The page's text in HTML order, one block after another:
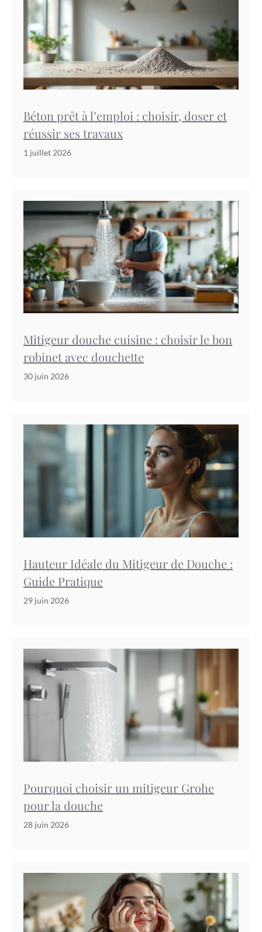
Béton prêt à l’emploi : choisir, doser et
réussir ses travaux
1 juillet 2026
Mitigeur douche cuisine : choisir le bon
robinet avec douchette
30 juin 2026
Hauteur Idéale du Mitigeur de Douche :
Guide Pratique
29 juin 2026
Pourquoi choisir un mitigeur Grohe
pour la douche
28 juin 2026